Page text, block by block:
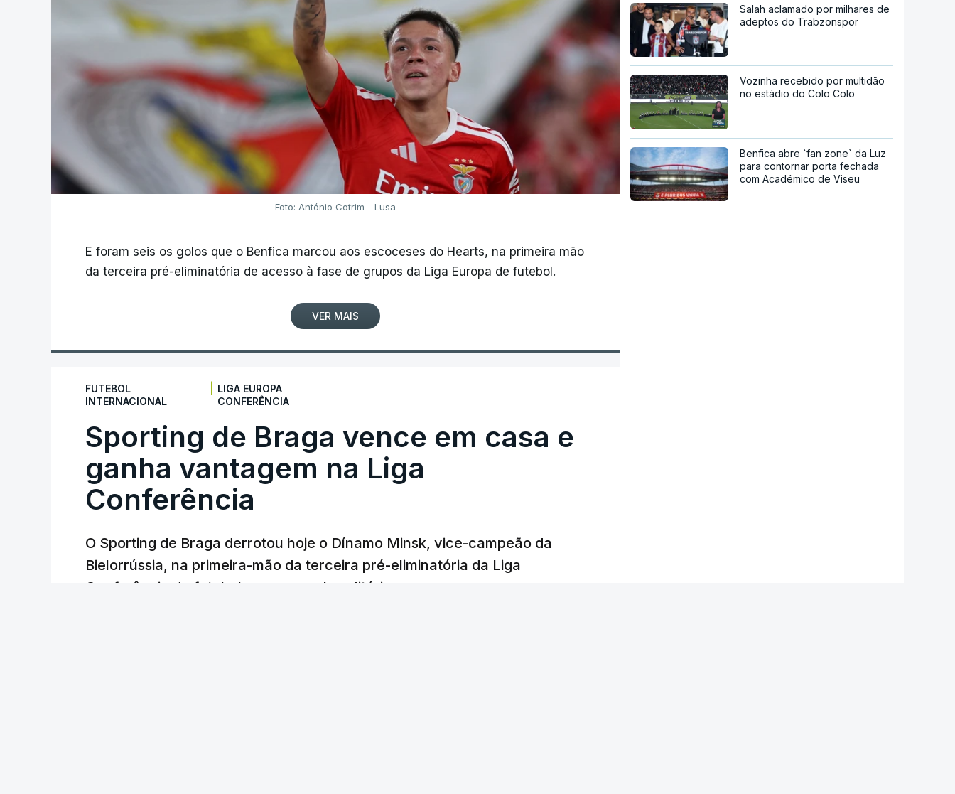
Foto: António Cotrim - Lusa
E foram seis os golos que o Benfica marcou aos escoceses do Hearts, na primeira mão
da terceira pré-eliminatória de acesso à fase de grupos da Liga Europa de futebol.
VER MAIS
FUTEBOL
INTERNACIONAL
LIGA EUROPA
CONFERÊNCIA
Sporting de Braga vence em casa e
ganha vantagem na Liga
Conferência
O Sporting de Braga derrotou hoje o Dínamo Minsk, vice-campeão da
Bielorrússia, na primeira-mão da terceira pré-eliminatória da Liga
Conferência de futebol, com um golo solitário.
Salah aclamado por milhares de
adeptos do Trabzonspor
Vozinha recebido por multidão
no estádio do Colo Colo
Benfica abre `fan zone` da Luz
para contornar porta fechada
com Académico de Viseu